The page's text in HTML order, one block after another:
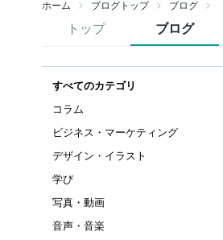
ホーム ブログトップ ブログ
トップ ブログ
すべてのカテゴリ
コラム
ビジネス・マーケティング
デザイン・イラスト
学び
写真・動画
音声・音楽